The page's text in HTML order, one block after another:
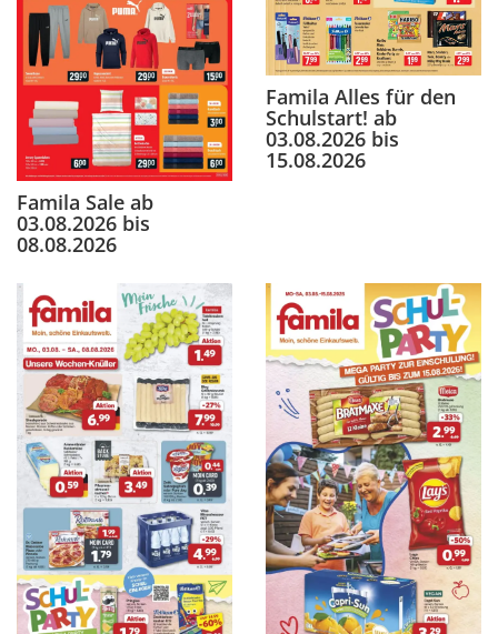
Famila Sale ab
03.08.2026 bis
08.08.2026
Famila Alles für den
Schulstart! ab
03.08.2026 bis
15.08.2026